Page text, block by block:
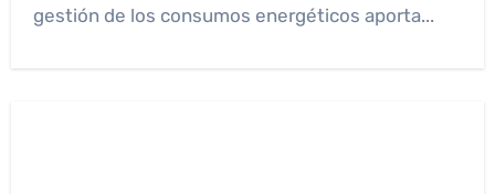
gestión de los consumos energéticos aporta...